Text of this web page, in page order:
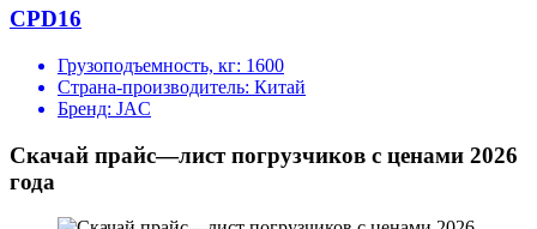
CPD16
Грузоподъемность, кг: 1600
Страна-производитель: Китай
Бренд: JAC
Скачай прайс—лист погрузчиков с ценами 2026
года